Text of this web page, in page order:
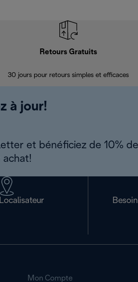
Retours Gratuits
30 jours pour retours simples et efficaces
à jour!
et bénéficiez de 10% de
achat!
Mon Compte